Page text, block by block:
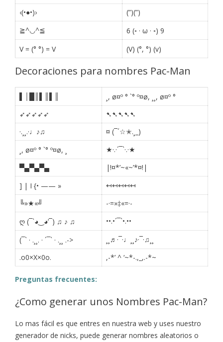
‹(•●•)›
(”)(”)
≧^◡^≦
6 (◦ · ω · ◦) 9
V = (° °) = V
(V) (°, °) (v)
Decoraciones para nombres Pac-Man
¸, ø¤º ° `° º¤ø, ¸¸, ø¤º °
➶➶➶➶➶
➷➷➷➷➷
·.¸¸.·♩♪♫
¤ (¯´☆✭.¸_)
¸, ø¤º ° `° º¤ø, ¸
★·.·´¯`·.·★
▀▄▀▄▀▄
|!¤*’~«~’*¤!|
] | I {• —— »
↤↤↤↤↤
╚»★«╝
-·=»‡«=·-
ღ (¯`◕‿◕’¯) ♫ ♪ ♫
••.•´¯`•.••
(¯` · .¸¸. · ´¯` · .¸¸ .->
¸¸♬·¯·♩¸¸♪·¯·♫¸¸
.o0×X×0o.
,-*’ ^ ‘~*-.,_,.-*~
Preguntas frecuentes:
¿Como generar unos Nombres Pac-Man?
Lo mas fácil es que entres en nuestra web y uses nuestro
generador de nicks, puede generar nombres aleatorios o